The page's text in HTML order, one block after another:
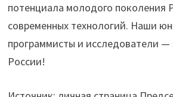
потенциала молодого поколения
современных технологий. Наши
программисты и исследователи
России!